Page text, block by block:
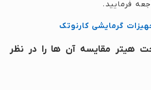
فرمایید.
گرمایشی کارنوتک
هیتر مقایسه آن ها را در نظر